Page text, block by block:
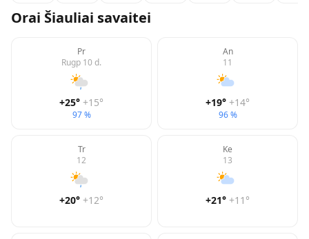
Orai Šiauliai savaitei
Pr
Rugp 10 d.
+25° +15°
97 %
An
11
+19° +14°
96 %
Tr
12
+20° +12°
Ke
13
+21° +11 °